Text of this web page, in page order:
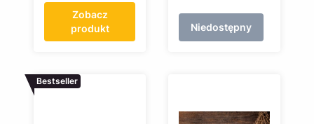
Zobacz
produkt
Niedostępny
Bestseller